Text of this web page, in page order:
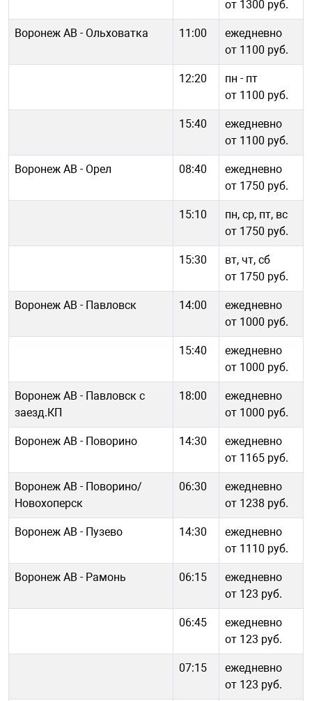
от 1300 руб.
Воронеж АВ - Ольховатка 11:00
ежедневно
от 1100 руб.
12:20
пн - пт
от 1100 руб.
15:40
ежедневно
от 1100 руб.
Воронеж АВ - Орел 08:40
ежедневно
от 1750 руб.
15:10
пн, ср, пт, вс
от 1750 руб.
15:30
вт, чт, сб
от 1750 руб.
Воронеж АВ - Павловск 14:00
ежедневно
от 1000 руб.
15:40
ежедневно
от 1000 руб.
Воронеж АВ - Павловск с
заезд.КП
18:00
ежедневно
от 1000 руб.
Воронеж АВ - Поворино 14:30
ежедневно
от 1165 руб.
Воронеж АВ - Поворино/
Новохоперск
06:30
ежедневно
от 1238 руб.
Воронеж АВ - Пузево 14:30
ежедневно
от 1110 руб.
Воронеж АВ - Рамонь 06:15
ежедневно
от 123 руб.
06:45
ежедневно
от 123 руб.
07:15
ежедневно
от 123 руб.